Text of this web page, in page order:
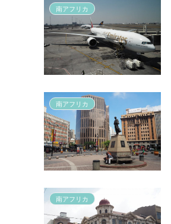
南アフリカ
南アフリカ
南アフリカ